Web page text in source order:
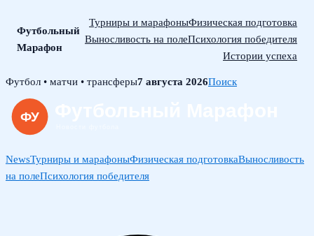
Футбольный
Марафон
Турниры и марафоныФизическая подготовка
Выносливость на полеПсихология победителя
Истории успеха
Skip
content
Футбол • матчи • трансферы7 августа 2026Поиск
NewsТурниры и марафоныФизическая подготовкаВыносливость
на полеПсихология победителя